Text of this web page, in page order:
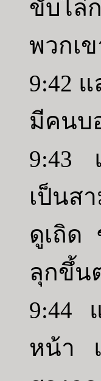
ขับไล่
พวกเ
9:42
มีคนบ
9:43
เป็นส
ดูเถิด
ลุกขึ้น
9:44
หน้า